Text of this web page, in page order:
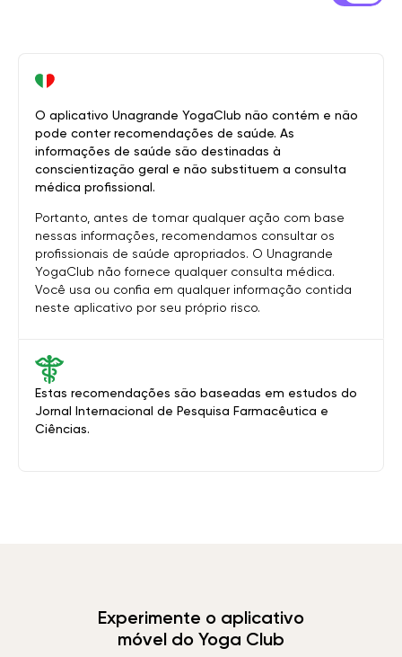
Estas recomendações são baseadas em estudos do
Jornal Internacional de Pesquisa Farmacêutica e
Ciências.
O aplicativo Unagrande YogaClub não contém e não
pode conter recomendações de saúde. As
informações de saúde são destinadas à
conscientização geral e não substituem a consulta
médica profissional.
Portanto, antes de tomar qualquer ação com base
nessas informações, recomendamos consultar os
profissionais de saúde apropriados. O Unagrande
YogaClub não fornece qualquer consulta médica.
Você usa ou confia em qualquer informação contida
neste aplicativo por seu próprio risco.
Experimente o aplicativo
móvel do Yoga Club